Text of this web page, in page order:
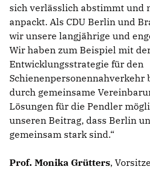
sich verlässlich abstimmt und
anpackt. Als CDU Berlin und
wir unsere langjährige und
Wir haben zum Beispiel mit
Entwicklungsstrategie für den
Schienenpersonennahverkehr
durch gemeinsame
Lösungen für die Pendler
unseren Beitrag, dass Berlin
gemeinsam stark sind.“
Prof. Monika Grütters,